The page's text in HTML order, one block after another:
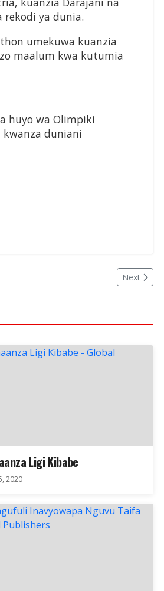
rekodi ya dunia.
umekuwa kuanzia
maalum kwa kutumia
huyo wa Olimpiki
duniani
Next
Ligi Kibabe
2020